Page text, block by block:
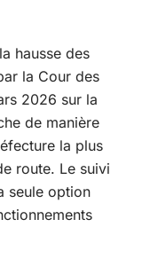
hausse des
la Cour des
2026 sur la
de manière
la plus
route. Le suivi
seule option